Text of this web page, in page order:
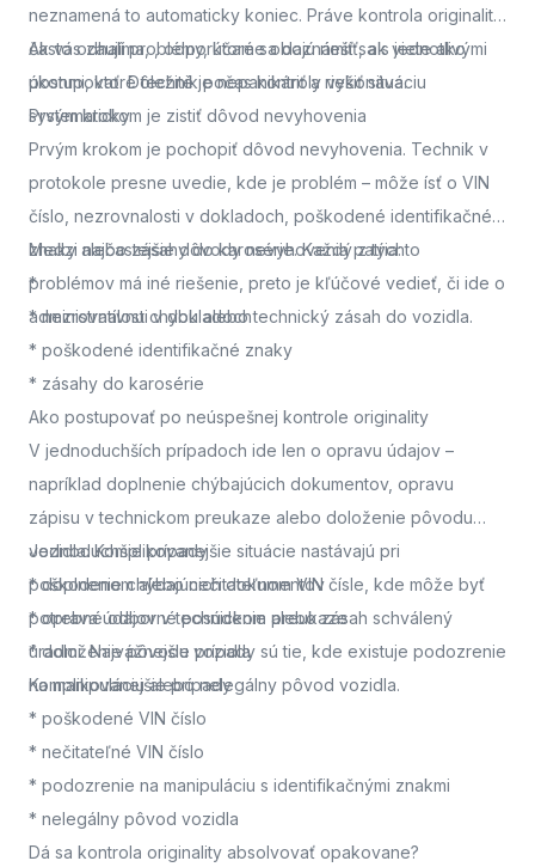
neznamená to automaticky koniec. Práve kontrola originality
často odhalí problémy, ktoré sa dajú riešiť, ak viete ako
postupovať. Dôležité je nepanikáriť a riešiť situáciu
systematicky.
Ak vás zaujíma,, odporúčame oboznámiť sa s jednotlivými
úkonmi, ktoré technik počas kontroly vykonáva.
Prvým krokom je zistiť dôvod nevyhovenia
Prvým krokom je pochopiť dôvod nevyhovenia. Technik v
protokole presne uvedie, kde je problém – môže ísť o VIN
číslo, nezrovnalosti v dokladoch, poškodené identifikačné
znaky alebo zásahy do karosérie. Každý z týchto
problémov má iné riešenie, preto je kľúčové vedieť, či ide o
administratívnu chybu alebo technický zásah do vozidla.
Medzi najčastejšie dôvody nevyhovenia patria:
*
* nezrovnalosti v dokladoch
* poškodené identifikačné znaky
* zásahy do karosérie
Ako postupovať po neúspešnej kontrole originality
V jednoduchších prípadoch ide len o opravu údajov –
napríklad doplnenie chýbajúcich dokumentov, opravu
zápisu v technickom preukaze alebo doloženie pôvodu
vozidla. Komplikovanejšie situácie nastávajú pri
poškodenom alebo nečitateľnom VIN čísle, kde môže byť
potrebné odborné posúdenie alebo zásah schválený
úradmi. Najvážnejšie prípady sú tie, kde existuje podozrenie
na manipuláciu alebo nelegálny pôvod vozidla.
Jednoduchšie prípady
* doplnenie chýbajúcich dokumentov
* oprava údajov v technickom preukaze
* doloženie pôvodu vozidla
Komplikovanejšie prípady
* poškodené VIN číslo
* nečitateľné VIN číslo
* podozrenie na manipuláciu s identifikačnými znakmi
* nelegálny pôvod vozidla
Dá sa kontrola originality absolvovať opakovane?